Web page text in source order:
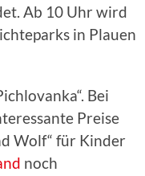
Ab 10 Uhr wird
in Plauen
Bei
Preise
Wolf“ für Kinder
noch